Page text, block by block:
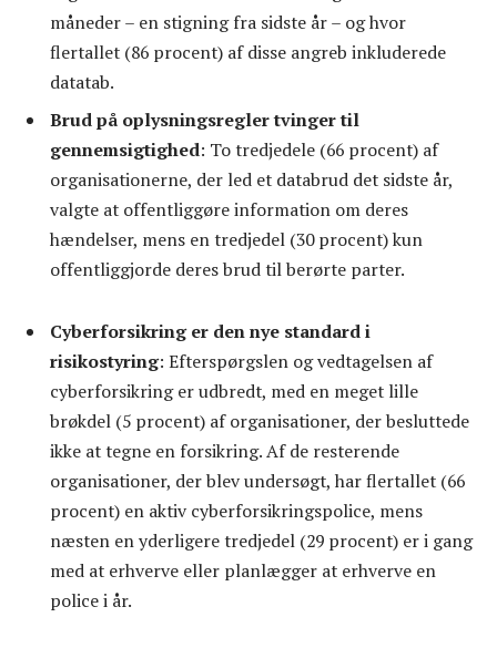
måneder – en stigning fra sidste år – og hvor
flertallet (86 procent) af disse angreb inkluderede
datatab.
Brud på oplysningsregler tvinger til
gennemsigtighed: To tredjedele (66 procent) af
organisationerne, der led et databrud det sidste år,
valgte at offentliggøre information om deres
hændelser, mens en tredjedel (30 procent) kun
offentliggjorde deres brud til berørte parter.
Cyberforsikring er den nye standard i
risikostyring: Efterspørgslen og vedtagelsen af
cyberforsikring er udbredt, med en meget lille
brøkdel (5 procent) af organisationer, der besluttede
ikke at tegne en forsikring. Af de resterende
organisationer, der blev undersøgt, har flertallet (66
procent) en aktiv cyberforsikringspolice, mens
næsten en yderligere tredjedel (29 procent) er i gang
med at erhverve eller planlægger at erhverve en
police i år.